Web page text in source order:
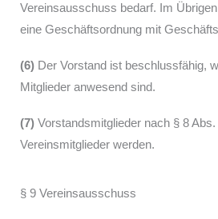
Vereinsausschuss bedarf. Im
eine Geschäftsordnung mit
(6) Der Vorstand ist beschlussfähig,
Mitglieder anwesend sind.
(7) Vorstandsmitglieder nach § 8
Vereinsmitglieder werden.
§ 9 Vereinsausschuss